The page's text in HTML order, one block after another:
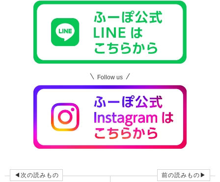
Follow us
◀次の読みもの 前の読みもの▶